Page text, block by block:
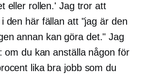
eller rollen.' Jag tror att
den här fällan att "jag är den
annan kan göra det." Jag
om du kan anställa någon för
lika bra jobb som du